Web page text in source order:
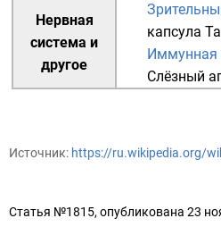
Нервная
система и
другое
капсула
Иммунная
Слёзный
Источник: https://ru.wikipedia.org/
Статья №1815, опубликована 23